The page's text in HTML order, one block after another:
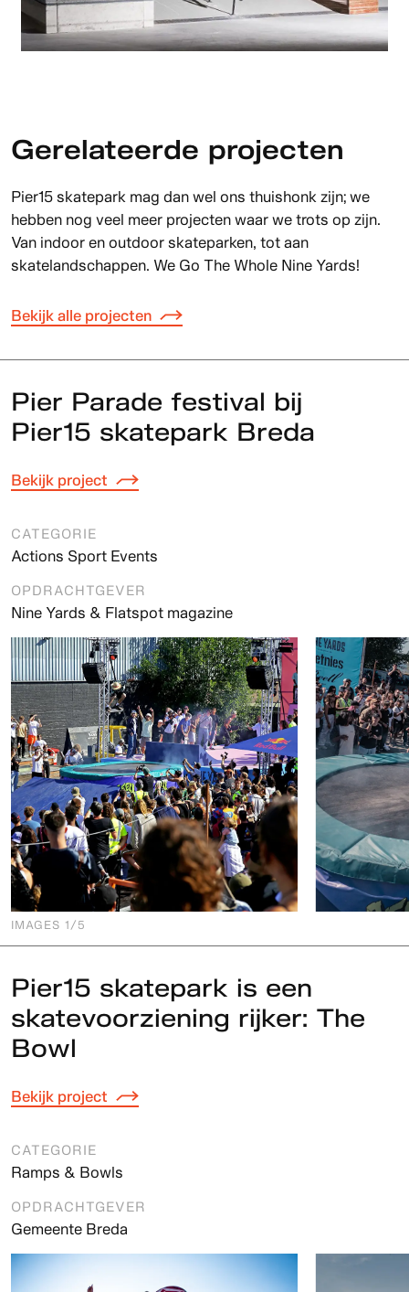
Gerelateerde projecten
Pier15 skatepark mag dan wel ons thuishonk zijn; we
hebben nog veel meer projecten waar we trots op zijn.
Van indoor en outdoor skateparken, tot aan
skatelandschappen. We Go The Whole Nine Yards!
Bekijk alle projecten
Pier Parade festival bij
Pier15 skatepark Breda
Bekijk project
CATEGORIE
Actions Sport Events
OPDRACHTGEVER
Nine Yards & Flatspot magazine
IMAGES 1 /5
Pier15 skatepark is een
skatevoorziening rijker: The
Bowl
Bekijk project
CATEGORIE
Ramps & Bowls
OPDRACHTGEVER
Gemeente Breda